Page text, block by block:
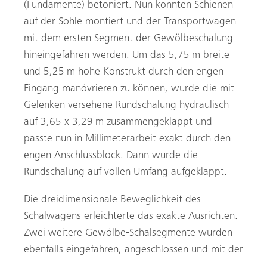
(Fundamente) betoniert. Nun konnten Schienen
auf der Sohle montiert und der Transportwagen
mit dem ersten Segment der Gewölbeschalung
hineingefahren werden. Um das 5,75 m breite
und 5,25 m hohe Konstrukt durch den engen
Eingang manövrieren zu können, wurde die mit
Gelenken versehene Rundschalung hydraulisch
auf 3,65 x 3,29 m zusammengeklappt und
passte nun in Millimeterarbeit exakt durch den
engen Anschlussblock. Dann wurde die
Rundschalung auf vollen Umfang aufgeklappt.
Die dreidimensionale Beweglichkeit des
Schalwagens erleichterte das exakte Ausrichten.
Zwei weitere Gewölbe-Schalsegmente wurden
ebenfalls eingefahren, angeschlossen und mit der